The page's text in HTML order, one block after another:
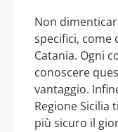
Non
specifici, come
Catania. Ogni
conoscere
vantaggio.
Regione Sicilia
più sicuro il